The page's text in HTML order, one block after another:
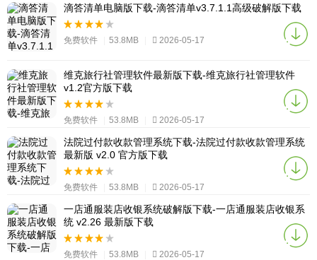
滴答清单电脑版下载-滴答清单v3.7.1.1高级破解版下载
免费软件 53.8MB 2026-05-17
维克旅行社管理软件最新版下载-维克旅行社管理软件
v1.2官方版下载
免费软件 53.8MB 2026-05-17
法院过付款收款管理系统下载-法院过付款收款管理系统
最新版 v2.0 官方版下载
免费软件 53.8MB 2026-05-17
一店通服装店收银系统破解版下载-一店通服装店收银系
统 v2.26 最新版下载
免费软件 53.8MB 2026-05-17